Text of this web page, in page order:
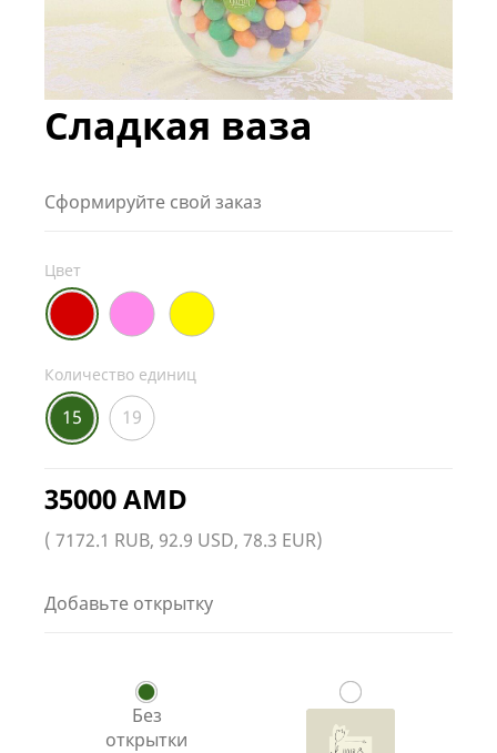
Сладкая ваза
Сформируйте свой заказ
Цвет
Количество единиц
15 19
35000 AMD
( 7172.1 RUB, 92.9 USD, 78.3 EUR)
Добавьте открытку
Без
открытки